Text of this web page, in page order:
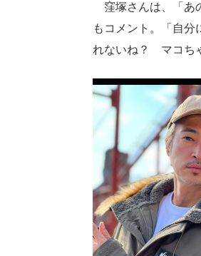
窪塚さんは、「あ
もコメント。「自分
れないね？ マコち